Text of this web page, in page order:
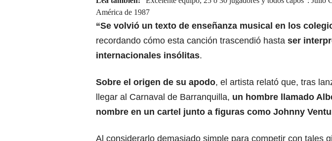
América de 1987
“Se volvió un texto de enseñanza musical en los
recordando cómo esta canción trascendió hasta ser
internacionales insólitas.​
Sobre el origen de su apodo, el artista relató que, tras
llegar al Carnaval de Barranquilla, un hombre llamado
nombre en un cartel junto a figuras como Johnny
Al considerarlo demasiado simple para competir con tales